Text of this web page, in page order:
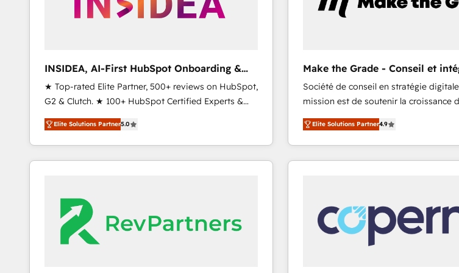
INSIDEA, AI-First HubSpot Onboarding &
RevOps
★ Top-rated Elite Partner, 500+ reviews on HubSpot,
G2 & Clutch. ★ 100+ HubSpot Certified Experts &
Trainers across the team ★ 1,500+ implementations
across five continents ★ AI-First, RevOps-led,
Onboarding obsessed ★ Company of the Year
2024/25 INSIDEA helps growing companies turn
workflows that drive adoption from week one, in
your time zone. What we do ➤ Onboarding: Live in
weeks, with workflows built around your business,
not a template. ➤ Migration: Move from any legacy
Elite Solutions Partner5.0
Make the Grade - Conseil et
HubSpot
Société de conseil en stratégie
mission est de soutenir la croissance
B2B à travers l’acquisition de nouveaux
l'intégration CRM et le développement
auprès de vos comptes existants. En France et à
l'international, nous travaillons avec
startups florissantes. Nos 3 grandes expertises sont :
➤ L’intégration de CRM et de
pour aligner les équipes marketing,
support client (data migration,
Elite Solutions Partner4.9